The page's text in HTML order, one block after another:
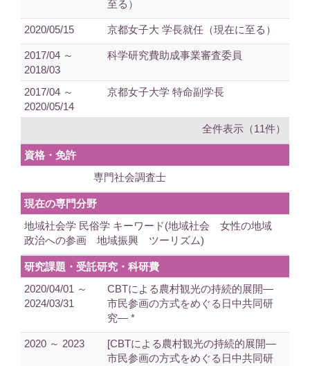
至る）
2020/05/15 京都女子大 学長就任（現在に至る）
2017/04 ～
2018/03
科学研究費助成事業審査委員
2017/04 ～
2020/05/14
京都女子大学 特命副学長
全件表示（11件）
資格・免許
専門社会調査士
現在の専門分野
地域社会学 民俗学 キーワード(地域社会 女性の地域
政治への参画 地域振興 ツーリズム)
研究課題・受託研究・科研費
2020/04/01 ～
2024/03/31
CBTによる農村観光の持続的展開―
市民参画の方式をめぐる日中共同研
究― *
2020 ～ 2023
[CBTによる農村観光の持続的展開―
市民参画の方式をめぐる日中共同研